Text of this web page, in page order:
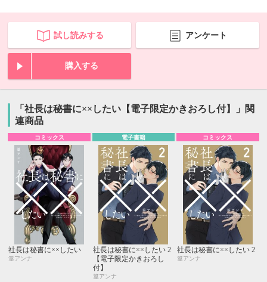
試し読みする アンケート
購入する
「社長は秘書に××したい【電子限定かきおろし付】」関
連商品
コミックス
社長は秘書に××したい
篁アンナ
電子書籍
社長は秘書に××したい 2
【電子限定かきおろし
付】
篁アンナ
コミックス
社長は秘書に××したい 2
篁アンナ